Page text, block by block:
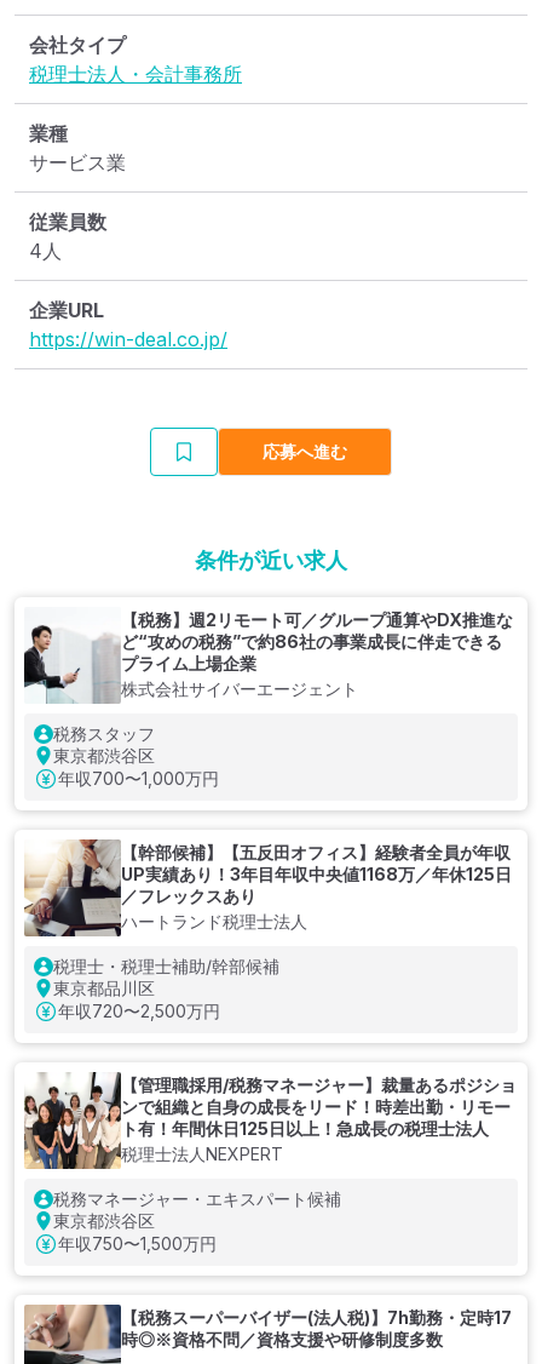
会社タイプ
税理士法人・会計事務所
業種
サービス業
従業員数
4人
企業URL
https://win-deal.co.jp/
応募へ進む
条件が近い求人
【税務】週2リモート可／グループ通算やDX推進な
ど“攻めの税務”で約86社の事業成長に伴走できる
プライム上場企業
株式会社サイバーエージェント
税務スタッフ
東京都渋谷区
年収700〜1,000万円
【幹部候補】【五反田オフィス】経験者全員が年収
UP実績あり！3年目年収中央値1168万／年休125日
／フレックスあり
ハートランド税理士法人
税理士・税理士補助/幹部候補
東京都品川区
年収720〜2,500万円
【管理職採用/税務マネージャー】裁量あるポジショ
ンで組織と自身の成長をリード！時差出勤・リモー
ト有！年間休日125日以上！急成長の税理士法人
税理士法人NEXPERT
税務マネージャー・エキスパート候補
東京都渋谷区
年収750〜1,500万円
【税務スーパーバイザー(法人税)】7h勤務・定時17
時◎※資格不問／資格支援や研修制度多数